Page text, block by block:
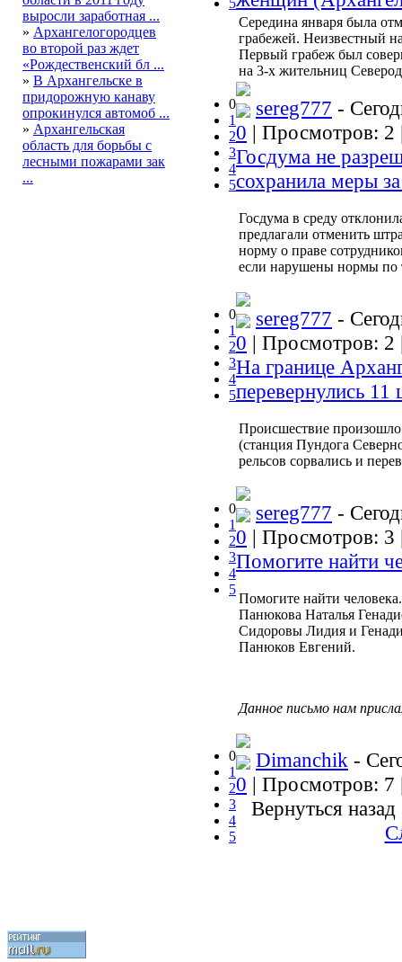
выросли заработная ...
» Архангелогородцев
во второй раз ждет
«Рождественский бл ...
» В Архангельске в
придорожную канаву
опрокинулся автомоб ...
» Архангельская
область для борьбы с
лесными пожарами зак
...
5
Середина января была
грабежей. Неизвестный
Первый грабеж был
на 3-х жительниц
0
1
2
3
4
5
sereg777 -
0 | Просмотров:
Госдума не
сохранила меры
Госдума в среду
предлагали отменить
норму о праве
если нарушены нормы по
0
1
2
3
4
5
sereg777 -
0 | Просмотров:
На границе
перевернулись 11
Происшествие
(станция Пундога
рельсов сорвались и
0
1
2
3
4
5
sereg777 -
0 | Просмотров:
Помогите найти
Помогите найти
Панюкова Наталья
Сидоровы Лидия и
Панюков Евгений.
Данное письмо нам
0
1
2
3
4
5
Dimanchik -
0 | Просмотров:
Вернуться назад